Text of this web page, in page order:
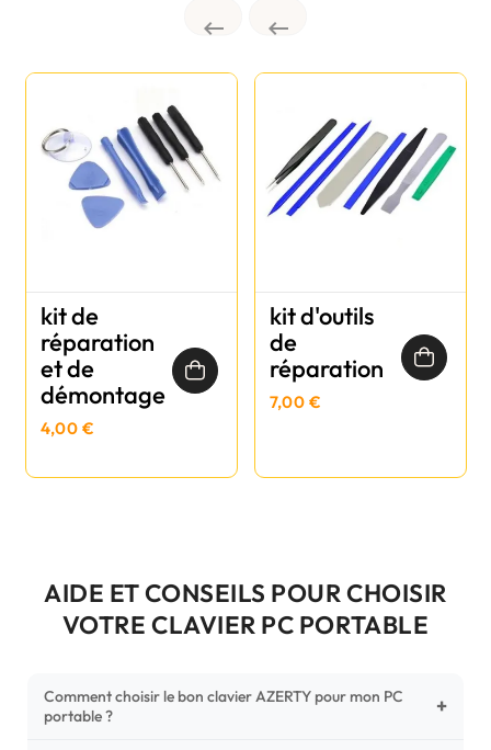
 
kit de
réparation
et de
démontage
4,00 €
kit d'outils
de
réparation
7,00 €
AIDE ET CONSEILS POUR CHOISIR
VOTRE CLAVIER PC PORTABLE
Comment choisir le bon clavier AZERTY pour mon PC
portable ?
+